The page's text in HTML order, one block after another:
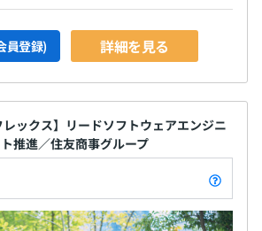
員登録) 詳細を見る
レックス】リードソフトウェアエンジニ
推進／住友商事グループ